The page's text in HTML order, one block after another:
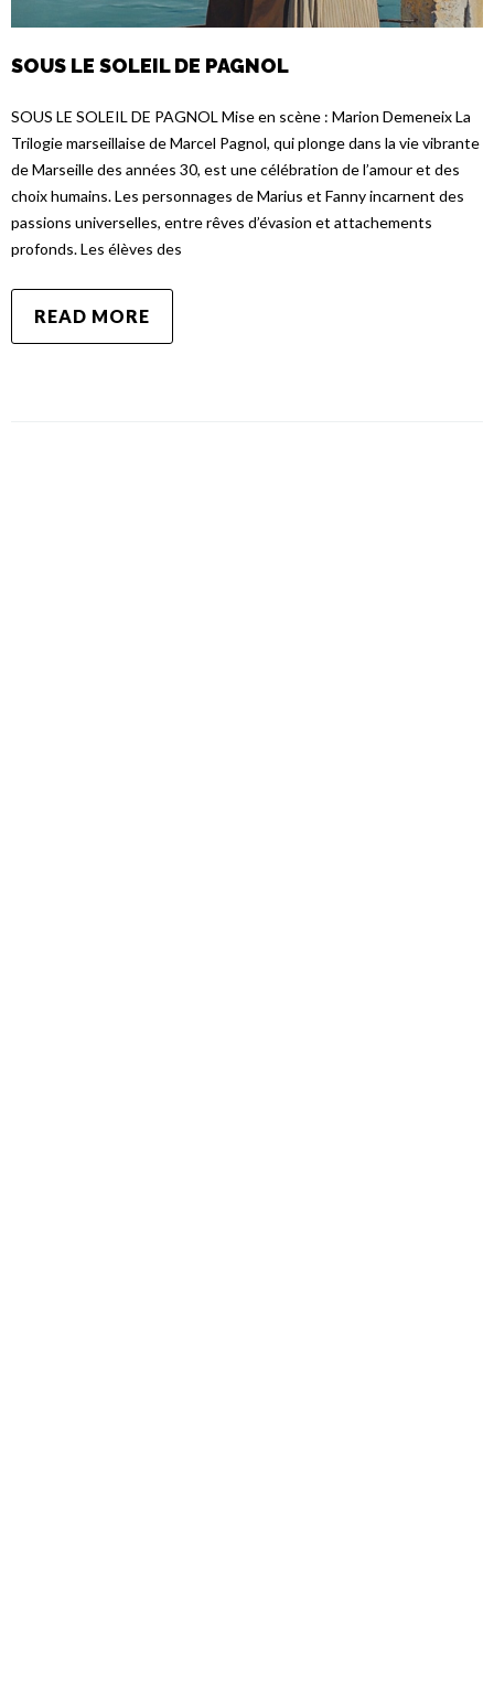
SOUS LE SOLEIL DE PAGNOL
SOUS LE SOLEIL DE PAGNOL Mise en scène : Marion Demeneix La
Trilogie marseillaise de Marcel Pagnol, qui plonge dans la vie vibrante
de Marseille des années 30, est une célébration de l’amour et des
choix humains. Les personnages de Marius et Fanny incarnent des
passions universelles, entre rêves d’évasion et attachements
profonds. Les élèves des
READ MORE